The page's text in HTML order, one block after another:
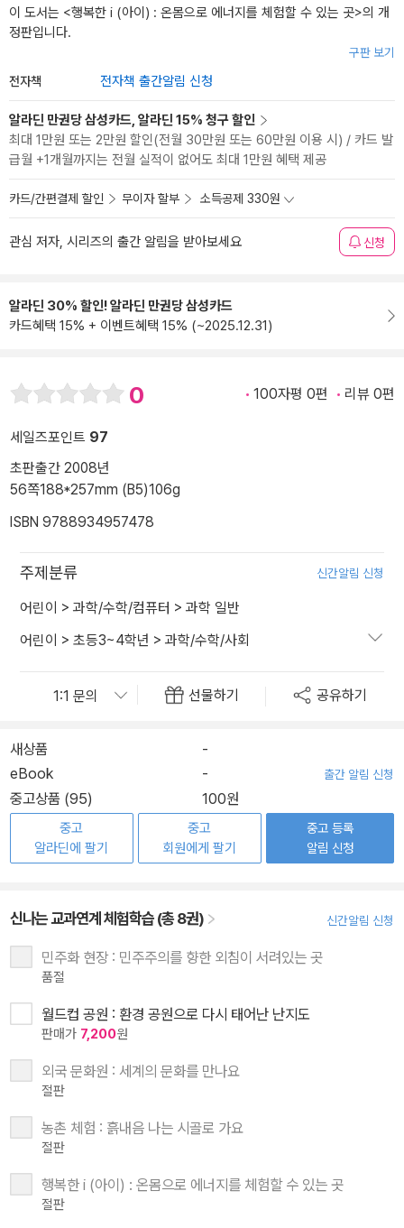
이 도서는 <행복한 i (아이) : 온몸으로 에너지를 체험할 수 있는 곳>의 개
정판입니다.
구판 보기
전자책 전자책 출간알림 신청
알라딘 만권당 삼성카드, 알라딘 15% 청구 할인
최대 1만원 또는 2만원 할인(전월 30만원 또는 60만원 이용 시) / 카드 발
급월 +1개월까지는 전월 실적이 없어도 최대 1만원 혜택 제공
카드/간편결제 할인 무이자 할부 소득공제 330원
관심 저자, 시리즈의 출간 알림을 받아보세요 신청
알라딘 30% 할인! 알라딘 만권당 삼성카드
카드혜택 15% + 이벤트혜택 15% (~2025.12.31)
0 100자평 0편 리뷰 0편
세일즈포인트 97
초판출간 2008년
56쪽188*257mm (B5)106g
ISBN 9788934957478
주제분류 신간알림 신청
어린이 > 과학/수학/컴퓨터 > 과학 일반
어린이 > 초등3~4학년 > 과학/수학/사회
선물하기 공유하기
새상품
-
eBook
- 출간 알림 신청
중고상품 (95) 100원
중고
알라딘에 팔기
중고
회원에게 팔기
중고 등록
알림 신청
신나는 교과연계 체험학습 (총 8권) 신간알림 신청
민주화 현장 : 민주주의를 향한 외침이 서려있는 곳
품절
월드컵 공원 : 환경 공원으로 다시 태어난 난지도
판매가 7,200원
외국 문화원 : 세계의 문화를 만나요
절판
농촌 체험 : 흙내음 나는 시골로 가요
절판
행복한 i (아이) : 온몸으로 에너지를 체험할 수 있는 곳
절판